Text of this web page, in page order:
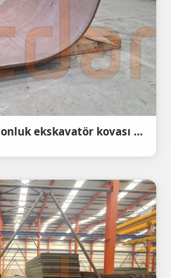
Hardox 450 15mm 22 tonluk ekskavatör kovası taban sacı radüslü Abkant Büküm